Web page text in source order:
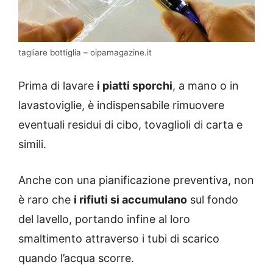
tagliare bottiglia – oipamagazine.it
Prima di lavare i piatti sporchi, a mano o in
lavastoviglie, è indispensabile rimuovere
eventuali residui di cibo, tovaglioli di carta e
simili.
Anche con una pianificazione preventiva, non
è raro che i rifiuti si accumulano sul fondo
del lavello, portando infine al loro
smaltimento attraverso i tubi di scarico
quando l’acqua scorre.